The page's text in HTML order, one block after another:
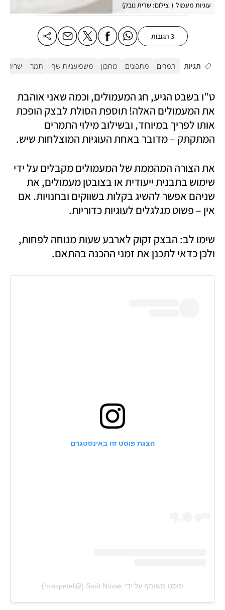
עוגיות מעמול ( צילום: שרית נובק)
3 תגובות
תגיות תמרים מתכונים מתכון משפיעניות שף תמר שרית
המתקתק – מדובר באחת העוגיות המוצלחות שיש.
אין – פשוט מגלגלים לעוגיות כדוריות.
ולכן כדאי לתכנן את זמני ההכנה בהתאם.
הצגת פוסט זה באינסטגרם
פוסט משותף על ידי ‏‎Sarit Novak‎‏ (@‏‎misspetel‎‏)